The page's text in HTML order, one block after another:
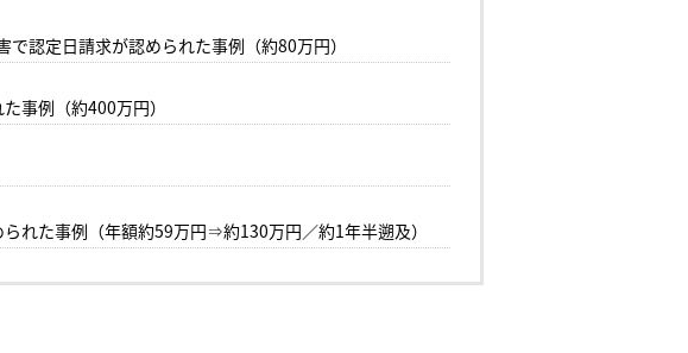
認定日請求が認められた事例（約80万円）
事例（約400万円）
れた事例（年額約59万円⇒約130万円／約1年半遡及）